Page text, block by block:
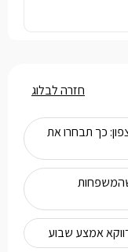
כך תבחרו את
שהמשפחות
חזרה לבלוג